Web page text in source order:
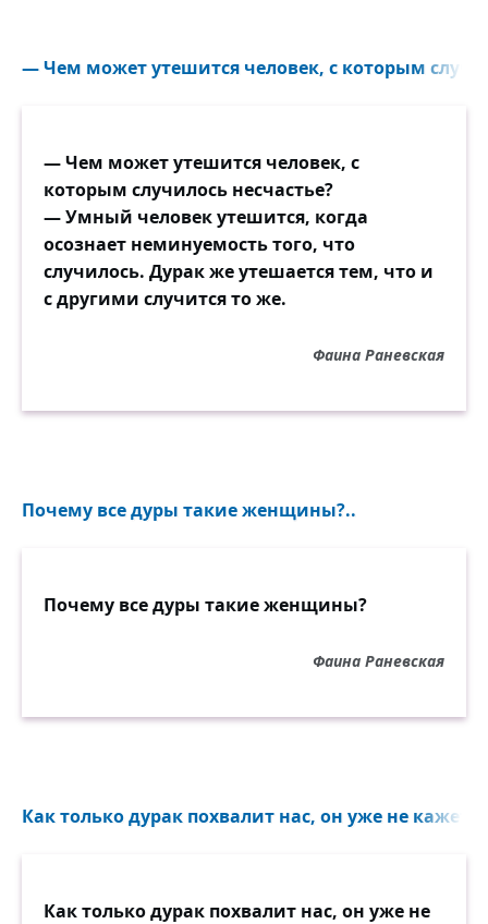
— Чем может утешится человек, с которым
— Чем может утешится человек, с
которым случилось несчастье?
— Умный человек утешится, когда
осознает неминуемость того, что
случилось. Дурак же утешается тем, что и
с другими случится то же.
Фаина Раневская
Почему все дуры такие женщины?..
Почему все дуры такие женщины?
Фаина Раневская
Как только дурак похвалит нас, он уже не
Как только дурак похвалит нас, он уже не